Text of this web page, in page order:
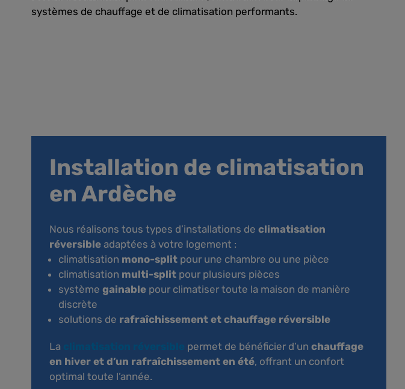
systèmes de chauffage et de climatisation performants.
Installation de climatisation
en Ardèche
Nous réalisons tous types d’installations de climatisation
réversible adaptées à votre logement :
climatisation mono-split pour une chambre ou une pièce
climatisation multi-split pour plusieurs pièces
système gainable pour climatiser toute la maison de manière
discrète
solutions de rafraîchissement et chauffage réversible
La climatisation réversible permet de bénéficier d’un chauffage
en hiver et d’un rafraîchissement en été, offrant un confort
optimal toute l’année.